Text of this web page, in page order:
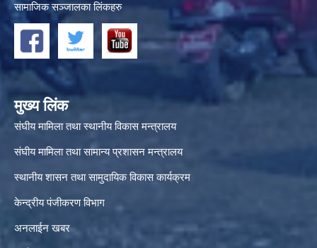
सामाजिक सञ्जालका लिंकहरु
मुख्य लिंक
संघीय मामिला तथा स्थानीय विकास मन्त्रालय
संघीय मामिला तथा सामान्य प्रशासन मन्त्रालय
स्थानीय शासन तथा सामुदायिक विकास कार्यक्रम
केन्द्रीय पंजीकरण विभाग
अनलाईन खबर